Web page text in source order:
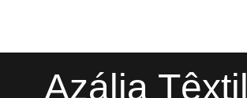
Azália Têxtil